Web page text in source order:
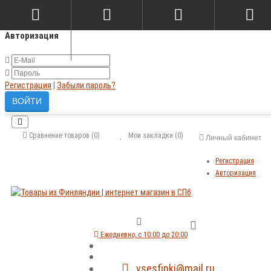
Авторизация
Регистрация Забыли пароль?
Личный кабинет
Регистрация
Авторизация
Мои закладки (0)
Сравнение товаров (0)
Ежедневно, с 10:00 до 20:00
vsesfinki@mail.ru